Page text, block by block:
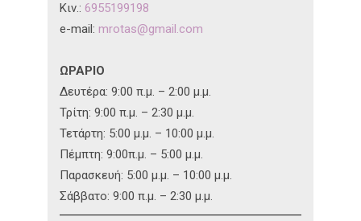
Κιν.: 6955199198
e-mail: mrotas@gmail.com
ΩΡΑΡΙΟ
Δευτέρα: 9:00 π.μ. – 2:00 μ.μ.
Τρίτη: 9:00 π.μ. – 2:30 μ.μ.
Τετάρτη: 5:00 μ.μ. – 10:00 μ.μ.
Πέμπτη: 9:00π.μ. – 5:00 μ.μ.
Παρασκευή: 5:00 μ.μ. – 10:00 μ.μ.
Σάββατο: 9:00 π.μ. – 2:30 μ.μ.